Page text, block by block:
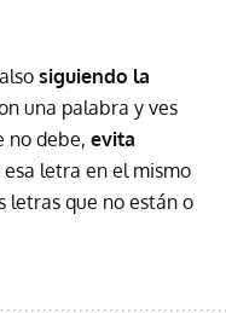
siguiendo la
una palabra y ves
no debe, evita
esa letra en el mismo
letras que no están o